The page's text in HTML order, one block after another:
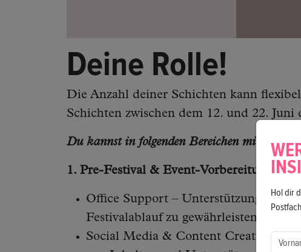
Deine Rolle!
Die Anzahl deiner Schichten kann
Schichten zwischen dem 12. und 22. Juni
Du kannst in folgenden Bereichen mitwirken:
1. Pre-Festival & Event-Vorbereitung (12.
Office Support – Unterstützung bei
Festivalablauf zu gewährleisten.
Social Media & Content Creation –
Hol dir